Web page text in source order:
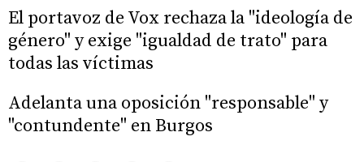
El portavoz de Vox rechaza la "ideología de
género" y exige "igualdad de trato" para
todas las víctimas
Adelanta una oposición "responsable" y
"contundente" en Burgos